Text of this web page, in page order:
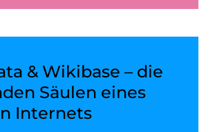
& Wikibase – die
Säulen eines
Internets